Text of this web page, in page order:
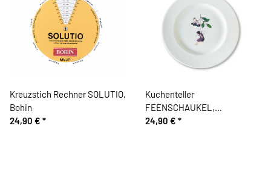
Kreuzstich Rechner SOLUTIO,
Bohin
24,90 € *
Kuchenteller
FEENSCHAUKEL,
Feenschaukel am
24,90 € *